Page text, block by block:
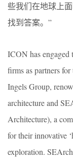
些我们在地球上
找到答案。”
ICON has
firms as partners
Ingels Group,
architecture and
Architecture), a
for their innovative
exploration.